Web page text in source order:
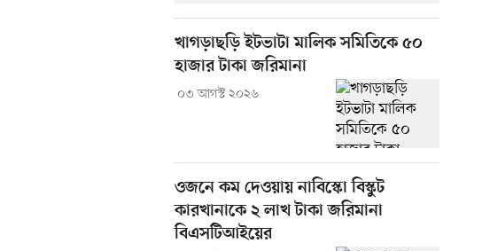
খাগড়াছড়ি ইটভাটা মালিক সমিতিকে ৫০
হাজার টাকা জরিমানা
০৩ আগস্ট ২০২৬
ওজনে কম দেওয়ায় নাবিস্কো বিস্কুট
কারখানাকে ২ লাখ টাকা জরিমানা
বিএসটিআইয়ের